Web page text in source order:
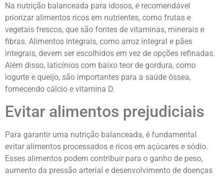
Na nutrição balanceada para idosos, é recomendável
priorizar alimentos ricos em nutrientes, como frutas e
vegetais frescos, que são fontes de vitaminas, minerais e
fibras. Alimentos integrais, como arroz integral e pães
integrais, devem ser escolhidos em vez de opções refinadas.
Além disso, laticínios com baixo teor de gordura, como
iogurte e queijo, são importantes para a saúde óssea,
fornecendo cálcio e vitamina D.
Evitar alimentos prejudiciais
Para garantir uma nutrição balanceada, é fundamental
evitar alimentos processados e ricos em açúcares e sódio.
Esses alimentos podem contribuir para o ganho de peso,
aumento da pressão arterial e desenvolvimento de doenças